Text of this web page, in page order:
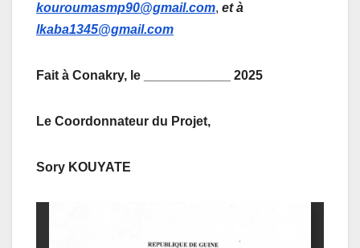
kouroumasmp90@gmail.com, et à
lkaba1345@gmail.com
Fait à Conakry, le ____________ 2025
Le Coordonnateur du Projet,
Sory KOUYATE